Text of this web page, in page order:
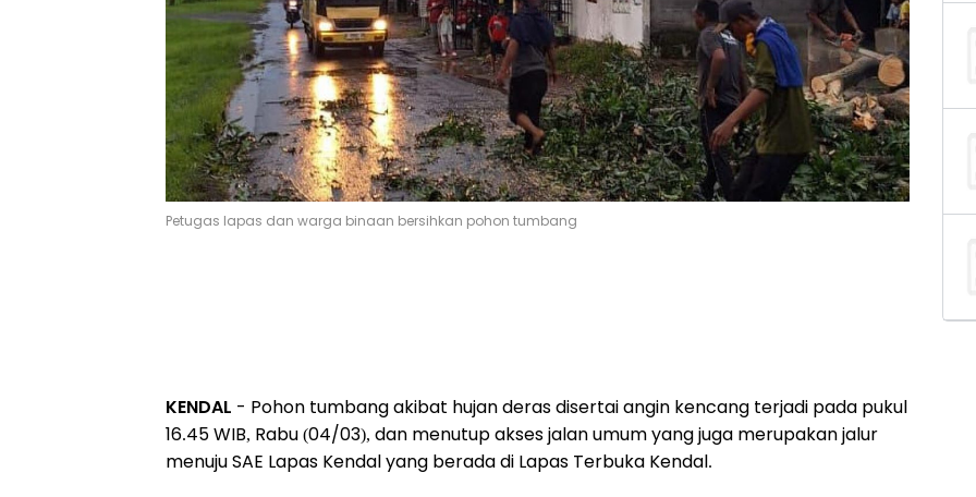
Petugas lapas dan warga binaan bersihkan pohon tumbang
KENDAL - Pohon tumbang akibat hujan deras disertai angin kencang terjadi pada pukul
16.45 WIB, Rabu (04/03), dan menutup akses jalan umum yang juga merupakan jalur
menuju SAE Lapas Kendal yang berada di Lapas Terbuka Kendal.